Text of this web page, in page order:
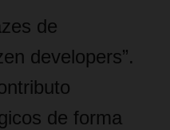
de
developers”.
de forma